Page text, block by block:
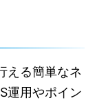
える簡単なネ
運用やポイン